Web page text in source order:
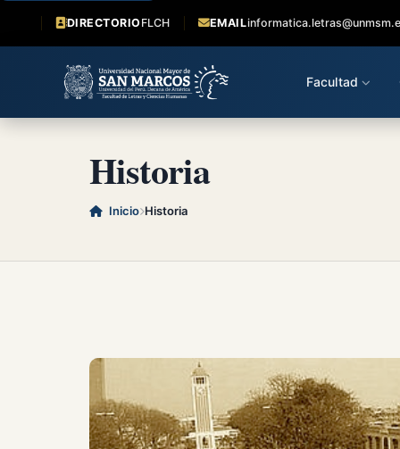
DIRECTORIO FLCH EMAIL
Facultad
Historia
Inicio Historia